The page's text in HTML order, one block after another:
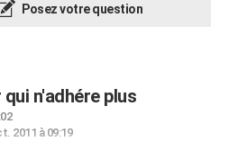
Posez votre question
n'adhére plus
2011 à 09:19